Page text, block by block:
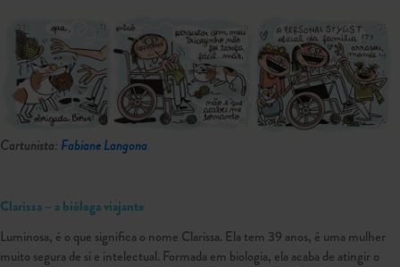
Cartunista: Fabiane Langona
Clarissa – a bióloga viajante
Luminosa, é o que significa o nome Clarissa. Ela tem 39 anos, é uma mulher
muito segura de si e intelectual. Formada em biologia, ela acaba de atingir o